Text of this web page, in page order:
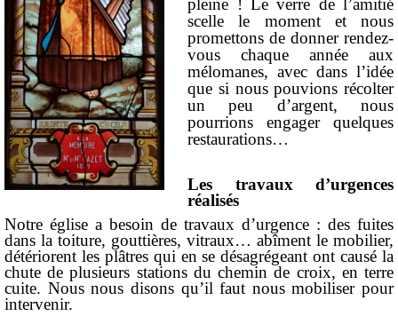
pleine ! Le verre de l’amitié
scelle le moment et nous
promettons de donner rendez-
vous chaque année aux
mélomanes, avec dans l’idée
que si nous pouvions récolter
un peu d’argent, nous
pourrions engager quelques
restaurations…
Les travaux d’urgences
réalisés
Notre église a besoin de travaux d’urgence : des fuites
dans la toiture, gouttières, vitraux… abîment le mobilier,
détériorent les plâtres qui en se désagrégeant ont causé la
chute de plusieurs stations du chemin de croix, en terre
cuite. Nous nous disons qu’il faut nous mobiliser pour
intervenir.